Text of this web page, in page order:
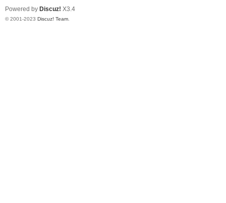
Powered by Discuz! X3.4
© 2001-2023 Discuz! Team